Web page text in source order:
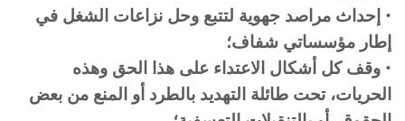
• إحداث مراصد جهوية لتتبع وحل نزاعات الشغل في
إطار مؤسساتي شفاف؛
• وقف كل أشكال الاعتداء على هذا الحق وهذه
الحريات، تحت طائلة التهديد بالطرد أو المنع من بعض